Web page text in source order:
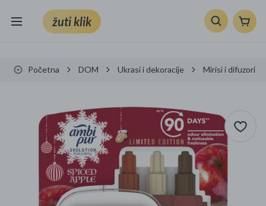
žuti klik
Mobiteli, računala i elektronika
TV, audio i foto
VRT I ALATI
Klik supermarket
Početna DOM Ukrasi i dekoracije Mirisi i difuzori